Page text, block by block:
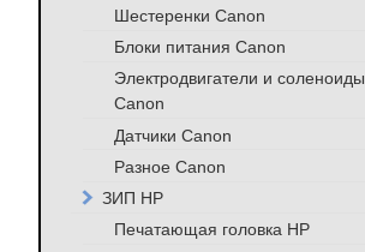
Шестеренки Canon
Блоки питания Canon
Электродвигатели и соленоиды
Canon
Датчики Canon
Разное Canon
ЗИП HP
Печатающая головка HP